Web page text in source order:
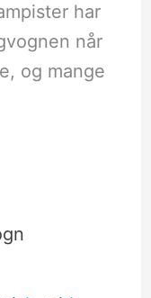
har
når
og mange